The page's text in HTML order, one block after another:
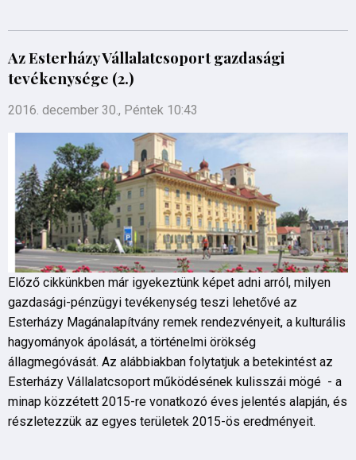
Az Esterházy Vállalatcsoport gazdasági
tevékenysége (2.)
2016. december 30., Péntek 10:43
Előző cikkünkben már igyekeztünk képet adni arról, milyen
gazdasági-pénzügyi tevékenység teszi lehetővé az
Esterházy Magánalapítvány remek rendezvényeit, a kulturális
hagyományok ápolását, a történelmi örökség
állagmegóvását. Az alábbiakban folytatjuk a betekintést az
Esterházy Vállalatcsoport működésének kulisszái mögé - a
minap közzétett 2015-re vonatkozó éves jelentés alapján, és
részletezzük az egyes területek 2015-ös eredményeit.